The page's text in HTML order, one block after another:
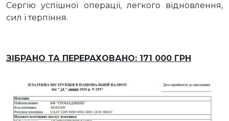
Сергію успішної операції, легкого відновлення,
сил і терпіння.
ЗІБРАНО ТА ПЕРЕРАХОВАНО: 171 000 ГРН